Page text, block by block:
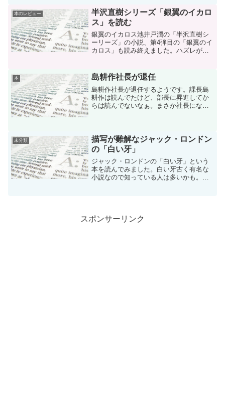
本のレビュー
半沢直樹シリーズ「銀翼のイカロ
ス」を読む
銀翼のイカロス池井戸潤の「半沢直樹シ
ーリーズ」の小説、第4弾目の「銀翼のイ
カロス」も読み終えました。ハズレがな
でかく、政治家との戦いでした。
本 島耕作社長が退任
島耕作社長が退任するようです。課長島
耕作は読んでたけど、部長に昇進してか
らは読んでないなぁ。まさか社長になる
未分類
描写が難解なジャック・ロンドン
の「白い牙」
ジャック・ロンドンの「白い牙」という
本を読んでみました。白い牙古く有名な
小説なので知っている人は多いかも。日
スポンサーリンク